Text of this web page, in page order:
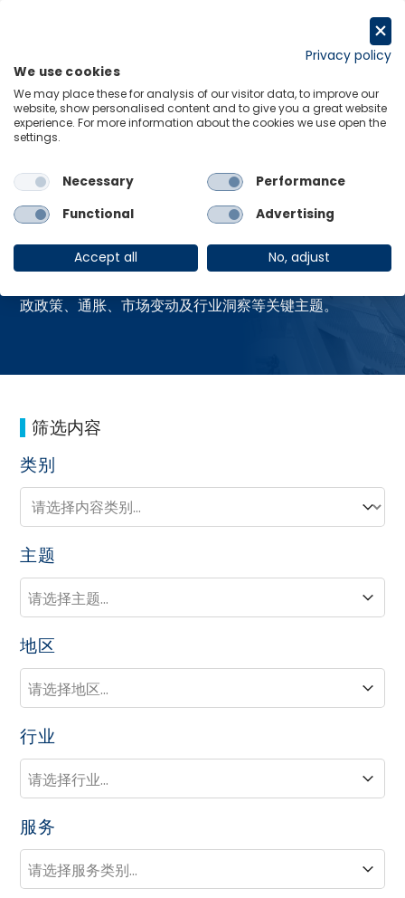
Menu Links
Home 资源中心
资源中心
政政策、通胀、市场变动及行业洞察等关键主题。
筛选内容
类别
类别
类别
主题
主题
主题
地区
地区
地区
行业
行业
行业
服务
服务
服务
Privacy policy
We use cookies
We may place these for analysis of our visitor data, to improve our
website, show personalised content and to give you a great website
experience. For more information about the cookies we use open the
settings.
Necessary
Performance
Functional
Advertising
Accept all No, adjust